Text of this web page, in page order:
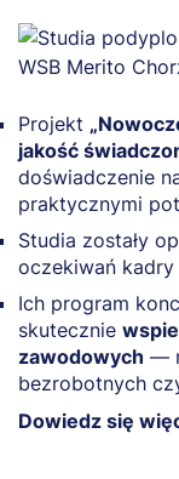
Projekt
jakość
doświadczenie
praktycznymi
Studia zostały
oczekiwań kadry
Ich program
skutecznie
zawodowych —
bezrobotnych
Dowiedz się